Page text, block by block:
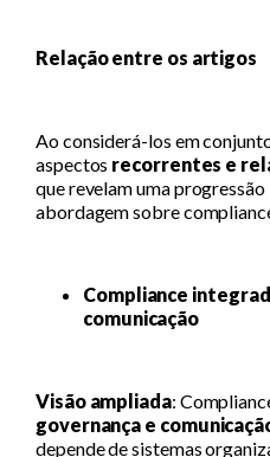
Relação entre os artigos
Ao considerá-los em
aspectos recorrentes e
que revelam uma
abordagem sobre
Compliance
comunicação
Visão ampliada:
governança e
depende de sistemas